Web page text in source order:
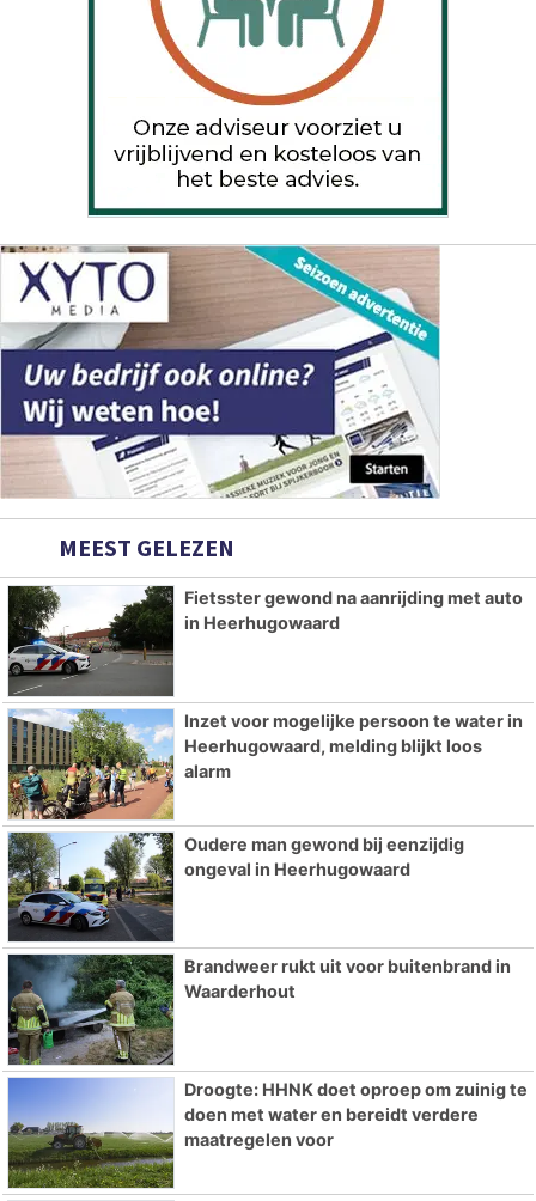
MEEST GELEZEN
Fietsster gewond na aanrijding met auto
in Heerhugowaard
Inzet voor mogelijke persoon te water in
Heerhugowaard, melding blijkt loos
alarm
Oudere man gewond bij eenzijdig
ongeval in Heerhugowaard
Brandweer rukt uit voor buitenbrand in
Waarderhout
Droogte: HHNK doet oproep om zuinig te
doen met water en bereidt verdere
maatregelen voor